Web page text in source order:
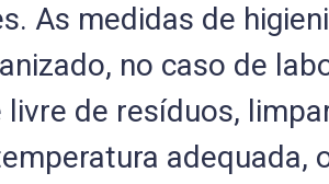
As medidas de
no caso de
de resíduos,
adequada,